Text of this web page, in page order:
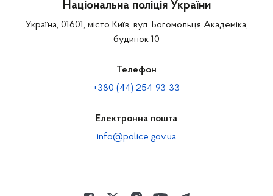
Національна поліція України
Україна, 01601, місто Київ, вул. Богомольця Академіка,
будинок 10
Телефон
+380 (44) 254-93-33
Електронна пошта
info@police.gov.ua